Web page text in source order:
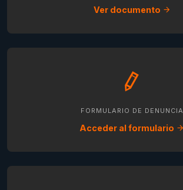
Ver documento
FORMULARIO DE DENUNCIA
Acceder al formulario